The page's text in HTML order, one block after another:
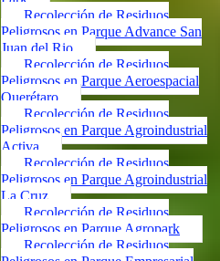
Recolección de Residuos
Peligrosos en Parque Advance San
Juan del Rio
Recolección de Residuos
Peligrosos en Parque Aeroespacial
Querétaro
Recolección de Residuos
Peligrosos en Parque Agroindustrial
Activa
Recolección de Residuos
Peligrosos en Parque Agroindustrial
La Cruz
Recolección de Residuos
Peligrosos en Parque Agropark
Recolección de Residuos